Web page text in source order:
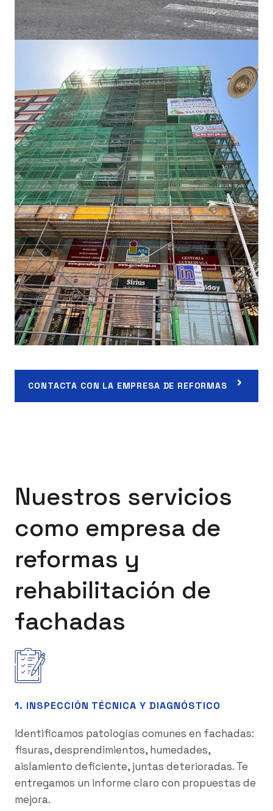
CONTACTA CON LA EMPRESA DE REFORMAS
Nuestros servicios
como empresa de
reformas y
rehabilitación de
fachadas
1. INSPECCIÓN TÉCNICA Y DIAGNÓSTICO
Identificamos patologías comunes en fachadas:
fisuras, desprendimientos, humedades,
aislamiento deficiente, juntas deterioradas. Te
entregamos un informe claro con propuestas de
mejora.